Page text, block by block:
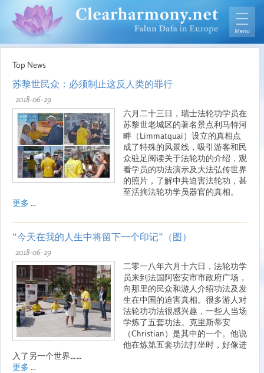
Top News
苏黎世民众：必须制止这反人类的罪行
2018-06-29
六月二十三日，瑞士法轮功学员在
苏黎世老城区的著名景点利马特河
畔（Limmatquai）设立的真相点
成了特殊的风景线，吸引游客和民
众驻足阅读关于法轮功的介绍，观
看学员的功法演示及大法弘传世界
的照片，了解中共迫害法轮功，甚
至活摘法轮功学员器官的真相。
更多 ...
“今天在我的人生中将留下一个印记”（图）
2018-06-29
二零一八年六月十六日，法轮功学
员来到法国阿密安市市政府广场，
向那里的民众和游人介绍功法及发
生在中国的迫害真相。很多游人对
法轮功功法很感兴趣，一些人当场
学炼了五套功法。克里斯蒂安
（Christian）是其中的一个。他说
他在炼第五套功法打坐时，好像进
入了另一个世界……
更多 ...